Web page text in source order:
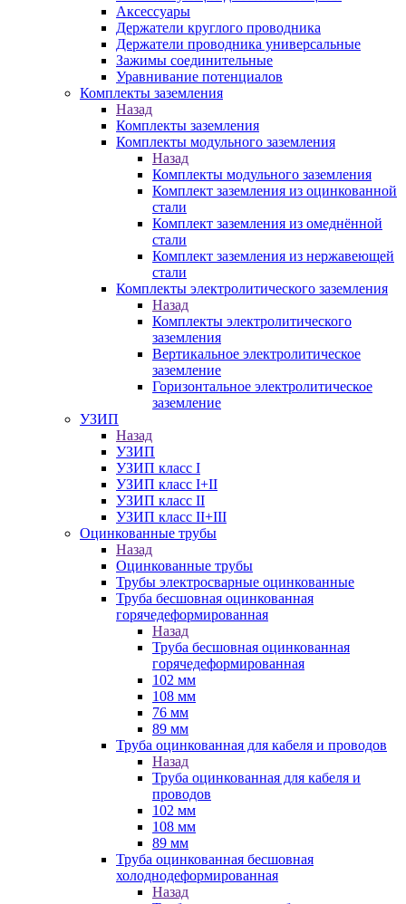
Аксессуары
Держатели круглого проводника
Держатели проводника универсальные
Зажимы соединительные
Уравнивание потенциалов
Комплекты заземления
Назад
Комплекты заземления
Комплекты модульного заземления
Назад
Комплекты модульного заземления
Комплект заземления из оцинкованной
стали
Комплект заземления из омеднённой
стали
Комплект заземления из нержавеющей
стали
Комплекты электролитического заземления
Назад
Комплекты электролитического
заземления
Вертикальное электролитическое
заземление
Горизонтальное электролитическое
заземление
УЗИП
Назад
УЗИП
УЗИП класс I
УЗИП класс I+II
УЗИП класс II
УЗИП класс II+III
Оцинкованные трубы
Назад
Оцинкованные трубы
Трубы электросварные оцинкованные
Труба бесшовная оцинкованная
горячедеформированная
Назад
Труба бесшовная оцинкованная
горячедеформированная
102 мм
108 мм
76 мм
89 мм
Труба оцинкованная для кабеля и проводов
Назад
Труба оцинкованная для кабеля и
проводов
102 мм
108 мм
89 мм
Труба оцинкованная бесшовная
холоднодеформированная
Назад